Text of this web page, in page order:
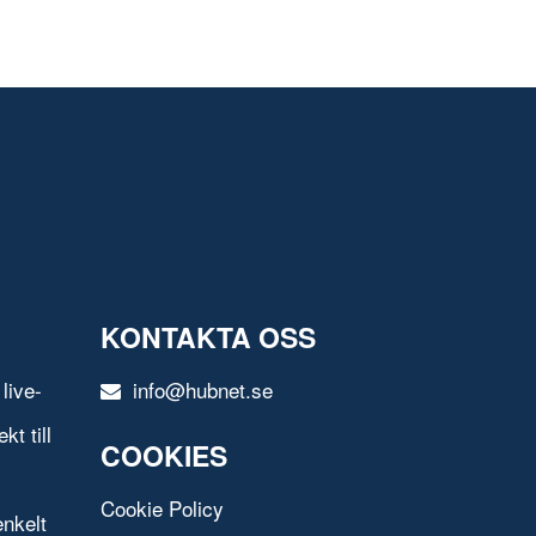
till
KONTAKTA OSS
info@hubnet.se
COOKIES
Cookie Policy